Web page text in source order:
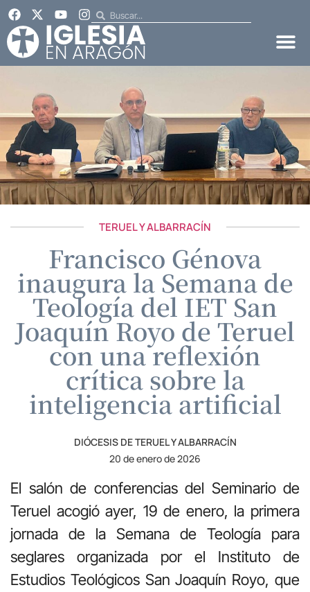
TERUEL Y ALBARRACÍN
Francisco Génova
inaugura la Semana de
Teología del IET San
Joaquín Royo de Teruel
con una reflexión
crítica sobre la
inteligencia artificial
DIÓCESIS DE TERUEL Y ALBARRACÍN
20 de enero de 2026
El salón de conferencias del Seminario de
Teruel acogió ayer, 19 de enero, la primera
jornada de la Semana de Teología para
seglares organizada por el Instituto de
Estudios Teológicos San Joaquín Royo, que